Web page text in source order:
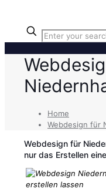
Home
Webdesign für
Webdesign für
nur das Erstellen